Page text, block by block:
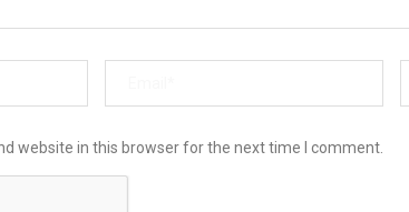
website in this browser for the next time I comment.